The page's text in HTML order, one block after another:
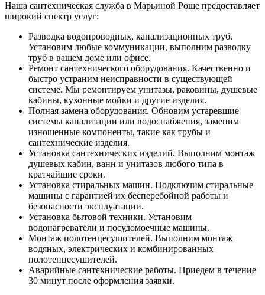
Наша сантехническая служба в Марьиной Роще предоставляет
широкий спектр услуг:
Разводка водопроводных, канализационных труб.
Установим любые коммуникации, выполним разводку
труб в вашем доме или офисе.
Ремонт сантехнического оборудования. Качественно и
быстро устраним неисправности в существующей
системе. Мы ремонтируем унитазы, раковины, душевые
кабины, кухонные мойки и другие изделия.
Полная замена оборудования. Обновим устаревшие
системы канализации или водоснабжения, заменим
изношенные компоненты, такие как трубы и
сантехнические изделия.
Установка сантехнических изделий. Выполним монтаж
душевых кабин, ванн и унитазов любого типа в
кратчайшие сроки.
Установка стиральных машин. Подключим стиральные
машины с гарантией их бесперебойной работы и
безопасности эксплуатации.
Установка бытовой техники. Установим
водонагреватели и посудомоечные машины.
Монтаж полотенцесушителей. Выполним монтаж
водяных, электрических и комбинированных
полотенцесушителей.
Аварийные сантехнические работы. Приедем в течение
30 минут после оформления заявки.